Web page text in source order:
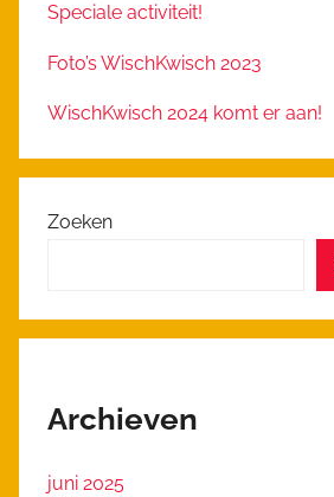
Speciale activiteit!
Foto’s WischKwisch 2023
WischKwisch 2024 komt er aan!
Zoeken
Archieven
juni 2025